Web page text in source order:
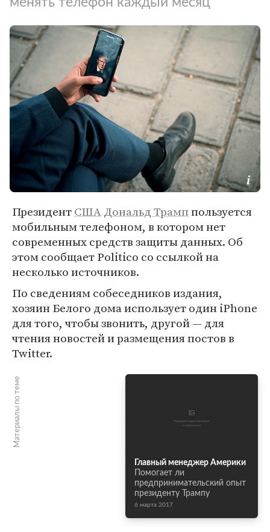
ПрезидентСШАДональд Трамппользуется
мобильным телефоном, в котором нет
современных средств защиты данных. Об
этом сообщает Politico со ссылкой на
несколько источников.
По сведениям собеседников издания,
хозяин Белого дома использует один iPhone
для того, чтобы звонить, другой — для
чтения новостей и размещения постов в
Twitter.
Материалы по теме
Главный менеджер Америки
Помогает ли
предпринимательский опыт
президенту Трампу
6 марта 2017